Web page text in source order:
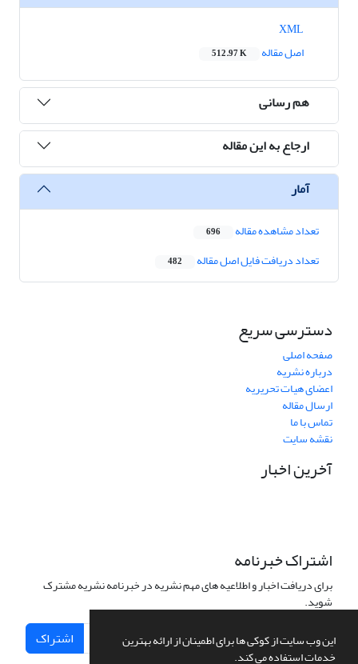
این وب سایت از کوکی ها برای اطمینان از ارائه بهترین
خدمات استفاده می کند.
اصل مقاله
512.97 K
هم رسانی
ارجاع به این مقاله
آمار
تعداد مشاهده مقاله 696
تعداد دریافت فایل اصل مقاله 482
دسترسی سریع
صفحه اصلی
درباره نشریه
اعضای هیات تحریریه
ارسال مقاله
تماس با ما
نقشه سایت
آخرین اخبار
اشتراک خبرنامه
برای دریافت اخبار و اطلاعیه های مهم نشریه در خبرنامه نشریه مشترک
شوید.
اشتراک